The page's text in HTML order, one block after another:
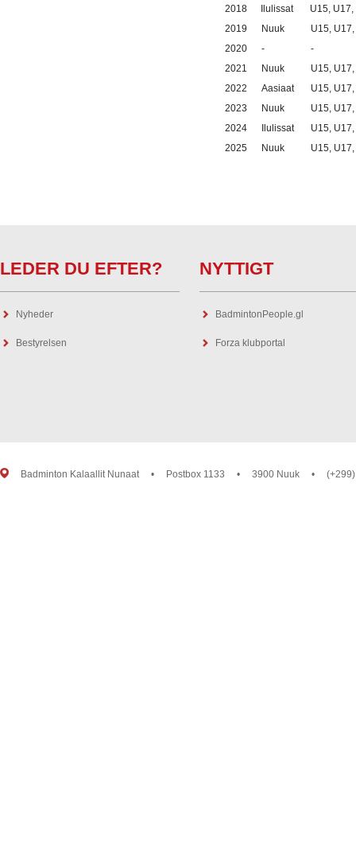
2018
Ilulissat
U15,
2019
Nuuk
U15,
2020
-
-
2021
Nuuk
U15,
2022
Aasiaat
U15,
2023
Nuuk
U15,
2024
Ilulissat
U15,
2025
Nuuk U15,
LEDER DU EFTER?
Nyheder
Bestyrelsen
NYTTIGT
BadmintonPeople.gl
Forza klubportal
Badminton Kalaallit Nunaat • Postbox 1133 • 3900 Nuuk •